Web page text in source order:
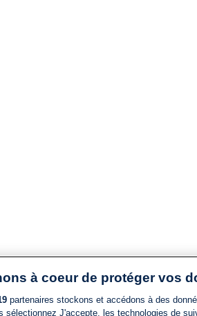
à coeur de protéger vos
partenaires stockons et accédons à des
sélectionnez J'accepte, les technologies de